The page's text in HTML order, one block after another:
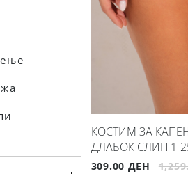
КОСТИМ ЗА
ДЛАБОК СЛИП 1-
309.00 ДЕН